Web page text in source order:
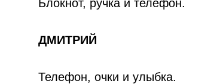
Блокнот, ручка и телефон.
ДМИТРИЙ
Телефон, очки и улыбка.